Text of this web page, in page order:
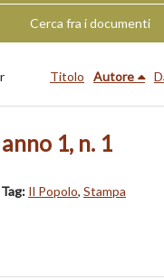
Cerca fra i documenti
Titolo Autore
1, n. 1
Tag: Il Popolo, Stampa